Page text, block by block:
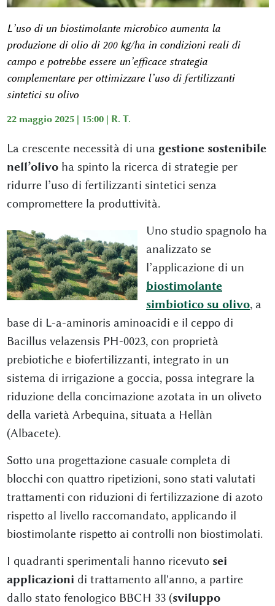
L’uso di un biostimolante microbico aumenta la
produzione di olio di 200 kg/ha in condizioni reali di
campo e potrebbe essere un’efficace strategia
complementare per ottimizzare l’uso di fertilizzanti
sintetici su olivo
22 maggio 2025 | 15:00 | R. T.
La crescente necessità di una gestione sostenibile
nell’olivoha spinto la ricerca di strategie per
ridurre l’uso di fertilizzanti sintetici senza
compromettere la produttività.
Uno studio spagnolo ha
analizzato se
l’applicazione di un
biostimolante
simbiotico su olivo, a
base di L-a-aminoris aminoacidi e il ceppo di
Bacillus velazensis PH-0023, con proprietà
prebiotiche e biofertilizzanti, integrato in un
sistema di irrigazione a goccia, possa integrare la
riduzione della concimazione azotata in un oliveto
della varietà Arbequina, situata a Hellàn
(Albacete).
Sotto una progettazione casuale completa di
blocchi con quattro ripetizioni, sono stati valutati
trattamenti con riduzioni di fertilizzazione di azoto
rispetto al livello raccomandato, applicando il
biostimolante rispetto ai controlli non biostimolati.
I quadranti sperimentali hanno ricevuto sei
applicazioni di trattamento all'anno, a partire
dallo stato fenologico BBCH 33 (sviluppo